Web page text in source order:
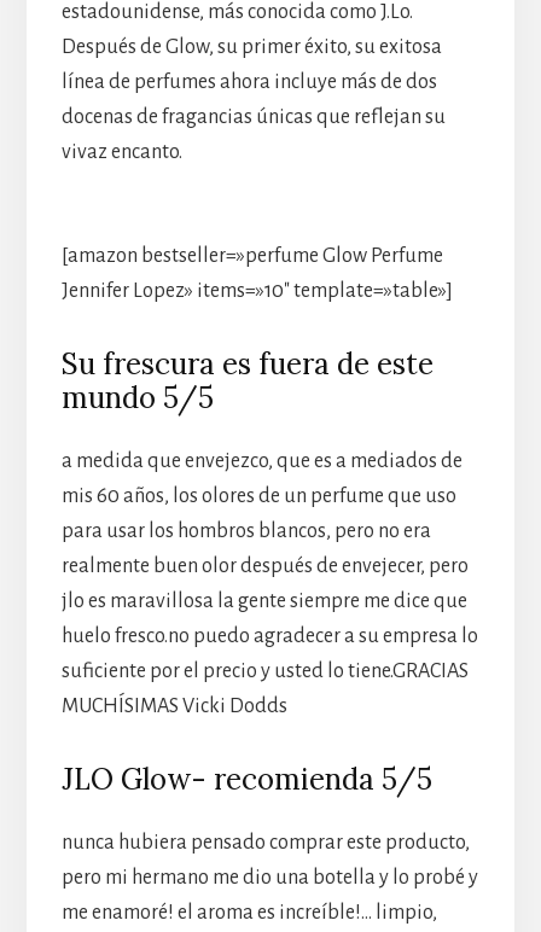
estadounidense, más conocida como J.Lo.
Después de Glow, su primer éxito, su exitosa
línea de perfumes ahora incluye más de dos
docenas de fragancias únicas que reflejan su
vivaz encanto.
[amazon bestseller=»perfume Glow Perfume
Jennifer Lopez» items=»10″ template=»table»]
Su frescura es fuera de este
mundo 5/5
a medida que envejezco, que es a mediados de
mis 60 años, los olores de un perfume que uso
para usar los hombros blancos, pero no era
realmente buen olor después de envejecer, pero
jlo es maravillosa la gente siempre me dice que
huelo fresco.no puedo agradecer a su empresa lo
suficiente por el precio y usted lo tiene.GRACIAS
MUCHÍSIMAS Vicki Dodds
JLO Glow- recomienda 5/5
nunca hubiera pensado comprar este producto,
pero mi hermano me dio una botella y lo probé y
me enamoré! el aroma es increíble!… limpio,